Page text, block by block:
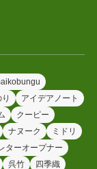
アイデアノート
クーピー
ナヌーク
ミドリ
ターオープナー
呉竹 四季織